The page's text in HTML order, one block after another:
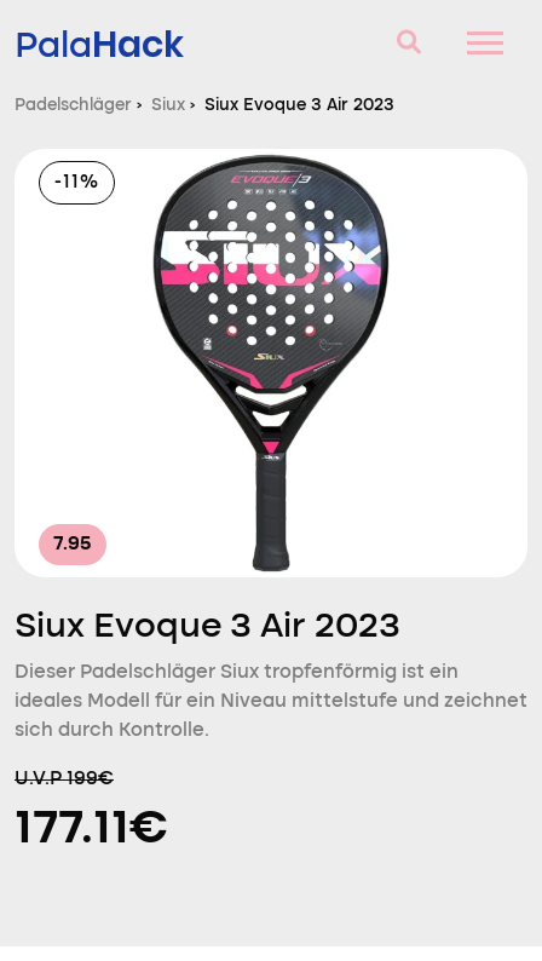
PalaHack
Padelschläger
Fragen und Antworten
Vergleich
Padelschläger › Siux › Siux Evoque 3 Air 2023
-11%
7.95
Siux Evoque 3 Air 2023
Dieser Padelschläger Siux tropfenförmig ist ein
ideales Modell für ein Niveau mittelstufe und zeichnet
sich durch Kontrolle.
U.V.P 199€
177.11€